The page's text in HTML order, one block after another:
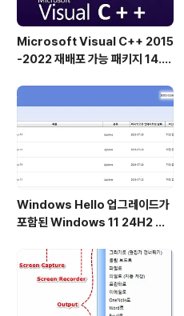
Microsoft Visual C++ 2015
-2022 재배포 가능 패키지 14.5
Windows Hello 업그레이드가
포함된 Windows 11 24H2 및